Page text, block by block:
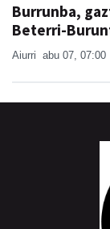
Burrunba,
Beterri-
Aiurri abu 07, 07:00